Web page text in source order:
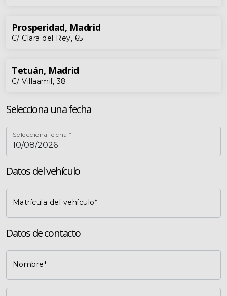
Prosperidad, Madrid
C/ Clara del Rey, 65
Tetuán, Madrid
C/ Villaamil, 38
Selecciona una fecha
Selecciona fecha *
Datos del vehículo
Matrícula del vehículo*
Datos de contacto
Nombre*